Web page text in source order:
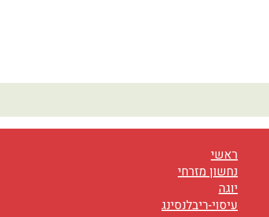
ראשי
נחשון מזרחי
יוגה
עיסוי-ריבלנסינג